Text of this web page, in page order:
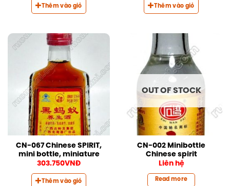
Thêm vào giỏ Thêm vào giỏ
CN-067 Chinese SPIRIT,
mini bottle, miniature
303.750VNĐ
Thêm vào giỏ
OUT OF STOCK
CN-002 Minibottle
Chinese spirit
Liên hệ
Read more